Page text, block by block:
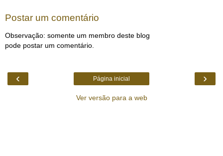
Postar um comentário
Observação: somente um membro deste blog
pode postar um comentário.
‹ ›
Página inicial
Ver versão para a web